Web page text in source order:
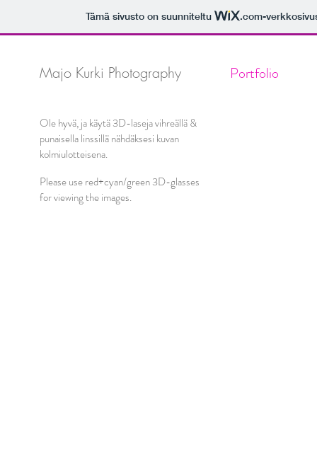
Tämä sivusto on suunniteltu .com-
Majo Kurki Photography Portfolio
Ole hyvä, ja käytä 3D-laseja vihreällä &
punaisella linssillä nähdäksesi kuvan
kolmiulotteisena.
Please use red+cyan/green 3D-glasses
for viewing the images.